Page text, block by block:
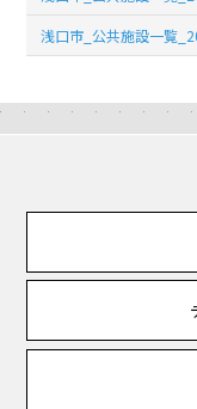
浅口市_公共施設一覧